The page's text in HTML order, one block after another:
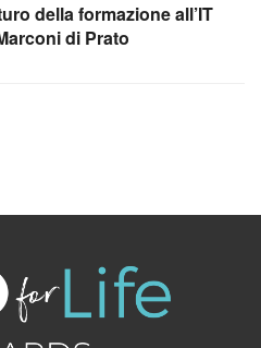
della formazione all’IT
di Prato